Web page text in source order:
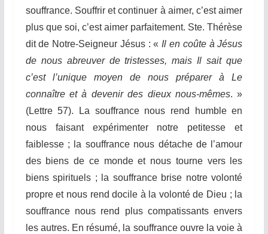
souffrance. Souffrir et continuer à aimer, c’est aimer
plus que soi, c’est aimer parfaitement. Ste. Thérèse
dit de Notre-Seigneur Jésus : « Il en coûte àJésus
de nous abreuver de tristesses, mais Il sait que
c’est l’unique moyen de nous préparer à Le
connaître et à devenir des dieux nous-mêmes. »
(Lettre 57). La souffrance nous rend humble en
nous faisant expérimenter notre petitesse et
faiblesse ; la souffrance nous détache de l’amour
des biens de ce monde et nous tourne vers les
biens spirituels ; la souffrance brise notre volonté
propre et nous rend docile à la volonté de Dieu ; la
souffrance nous rend plus compatissants envers
les autres. En résumé, la souffrance ouvre la voie à